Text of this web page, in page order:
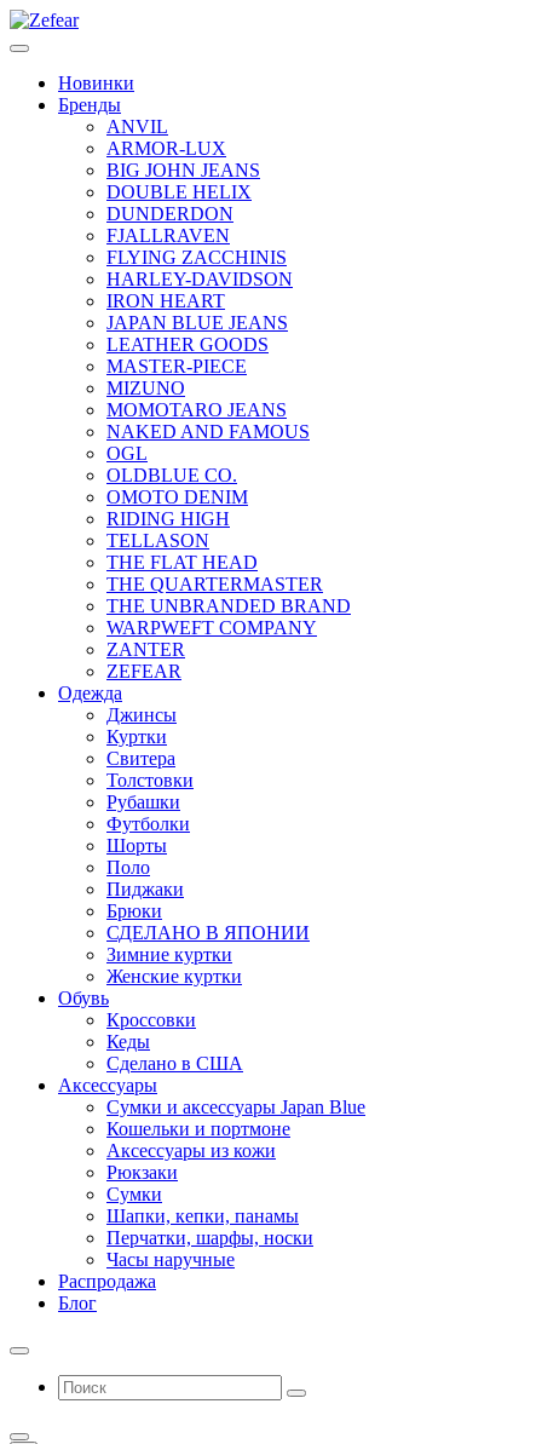
Новинки
Бренды
ANVIL
ARMOR-LUX
BIG JOHN JEANS
DOUBLE HELIX
DUNDERDON
FJALLRAVEN
FLYING ZACCHINIS
HARLEY-DAVIDSON
IRON HEART
JAPAN BLUE JEANS
LEATHER GOODS
MASTER-PIECE
MIZUNO
MOMOTARO JEANS
NAKED AND FAMOUS
OGL
OLDBLUE CO.
OMOTO DENIM
RIDING HIGH
TELLASON
THE FLAT HEAD
THE QUARTERMASTER
THE UNBRANDED BRAND
WARPWEFT COMPANY
ZANTER
ZEFEAR
Одежда
Джинсы
Куртки
Свитера
Толстовки
Рубашки
Футболки
Шорты
Поло
Пиджаки
Брюки
СДЕЛАНО В ЯПОНИИ
Зимние куртки
Женские куртки
Обувь
Кроссовки
Кеды
Сделано в США
Аксессуары
Сумки и аксессуары Japan Blue
Кошельки и портмоне
Аксессуары из кожи
Рюкзаки
Сумки
Шапки, кепки, панамы
Перчатки, шарфы, носки
Часы наручные
Распродажа
Блог